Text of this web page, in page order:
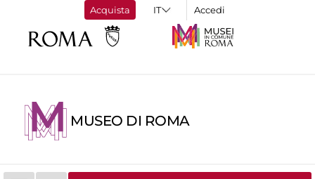
Acquista Accedi
MUSEO DI ROMA